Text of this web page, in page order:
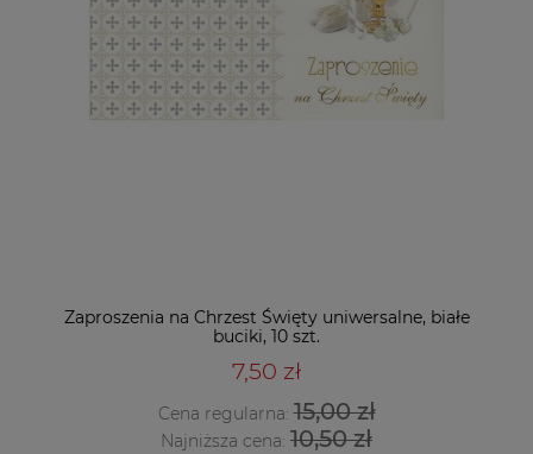
Zaproszenia na Chrzest Święty uniwersalne, białe
buciki, 10 szt.
7,50 zł
Cena regularna:15,00 zł
Najniższa cena: 10,50 zł